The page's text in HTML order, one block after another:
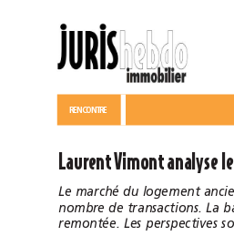
LÉGISLATION
Laurent Vimont analyse le
Le marché du logement
nombre
de transactions. La
remontée. Les perspectives
RENCONTRE